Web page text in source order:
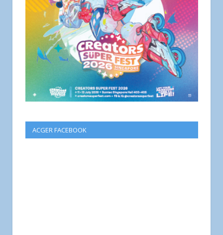
ACGER FACEBOOK